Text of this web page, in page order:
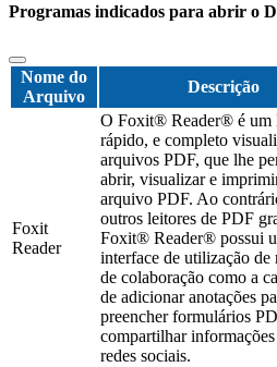
Programas indicados para abrir o
Nome do
Arquivo
Descrição
Foxit
Reader
O Foxit® Reader® é um
rápido, e completo
arquivos PDF, que lhe
abrir, visualizar e
arquivo PDF. Ao
outros leitores de PDF
Foxit® Reader® possui
interface de utilização de
de colaboração como a
de adicionar anotações
preencher formulários
compartilhar
redes sociais.